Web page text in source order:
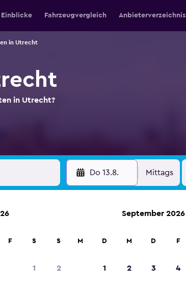
Einblicke Fahrzeugvergleich Anbieterverzeichnis
in Utrecht
in Utrecht?
Do 13.8. Mittags
70.000 Standorten mit momondo.
F S S
1 2
September 2026
M D M D F
1 2 3 4